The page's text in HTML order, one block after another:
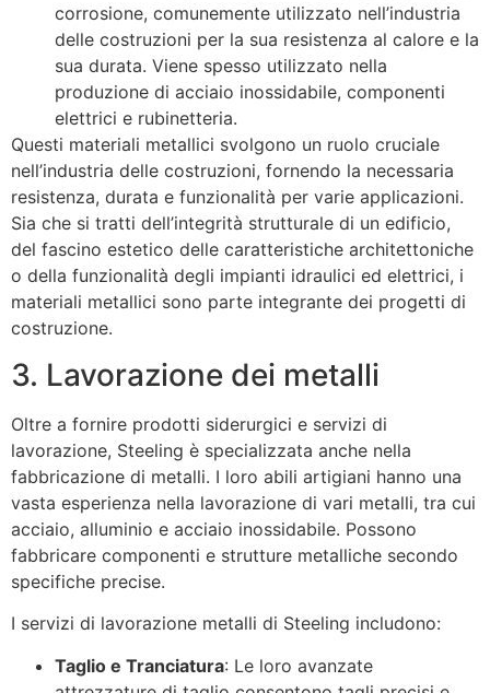
corrosione, comunemente utilizzato nell’industria
delle costruzioni per la sua resistenza al calore e la
sua durata. Viene spesso utilizzato nella
produzione di acciaio inossidabile, componenti
elettrici e rubinetteria.
Questi materiali metallici svolgono un ruolo cruciale
nell’industria delle costruzioni, fornendo la necessaria
resistenza, durata e funzionalità per varie applicazioni.
Sia che si tratti dell’integrità strutturale di un edificio,
del fascino estetico delle caratteristiche architettoniche
o della funzionalità degli impianti idraulici ed elettrici, i
materiali metallici sono parte integrante dei progetti di
costruzione.
3. Lavorazione dei metalli
Oltre a fornire prodotti siderurgici e servizi di
lavorazione, Steeling è specializzata anche nella
fabbricazione di metalli. I loro abili artigiani hanno una
vasta esperienza nella lavorazione di vari metalli, tra cui
acciaio, alluminio e acciaio inossidabile. Possono
fabbricare componenti e strutture metalliche secondo
specifiche precise.
I servizi di lavorazione metalli di Steeling includono:
Taglio e Tranciatura: Le loro avanzate